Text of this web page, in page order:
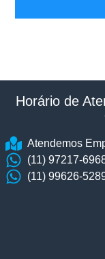
Horário de
Atendemos
(11) 97217-
(11) 99626-